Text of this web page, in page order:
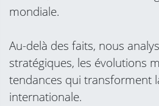
mondiale.
Au-delà des faits, nous
stratégiques, les évolutions
tendances qui transforment
internationale.